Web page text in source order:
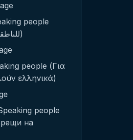
people
(للناطقين باللغة العربية)
people (Για
ελληνικά)
people
на